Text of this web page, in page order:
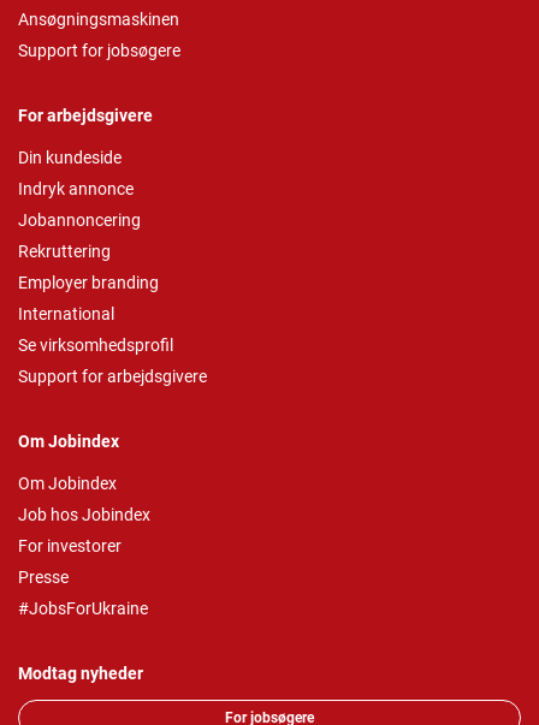
Ansøgningsmaskinen
Support for jobsøgere
For arbejdsgivere
Din kundeside
Indryk annonce
Jobannoncering
Rekruttering
Employer branding
International
Se virksomhedsprofil
Support for arbejdsgivere
Om Jobindex
Om Jobindex
Job hos Jobindex
For investorer
Presse
#JobsForUkraine
Modtag nyheder
For jobsøgere